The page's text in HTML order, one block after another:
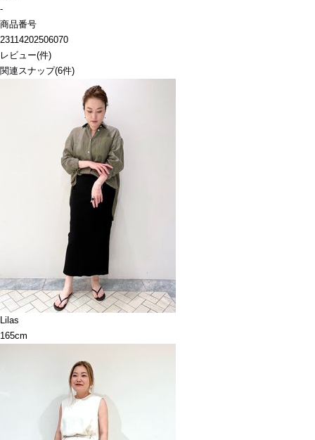
-
商品番号
23114202506070
レビュー(件)
関連スナップ(6件)
Lilas
165cm